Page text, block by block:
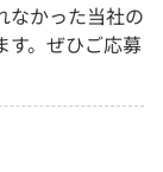
なかった当社の
す。ぜひご応募